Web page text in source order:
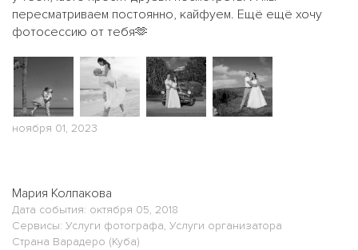
пересматриваем постоянно, кайфуем. Ещё ещё хочу
фотосессию от тебя🫶
ноября 01, 2023
Мария Колпакова
Дата события: октября 05, 2018
Сервисы: Услуги фотографа, Услуги организатора
Страна Варадеро (Куба)